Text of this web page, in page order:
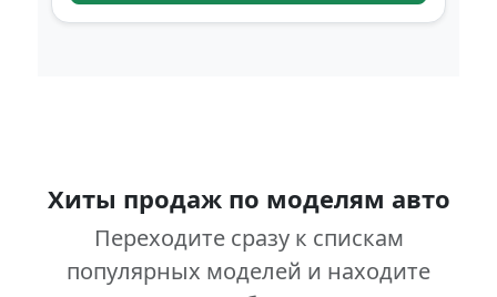
Хиты продаж по моделям авто
Переходите сразу к спискам
популярных моделей и находите